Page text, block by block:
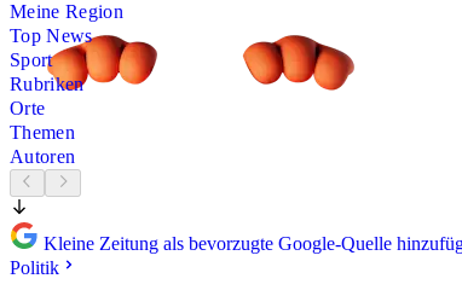
Meine Region
Top News
Sport
Rubriken
Orte
Themen
Autoren
Kleine Zeitung als bevorzugte Google-Quelle
Politik